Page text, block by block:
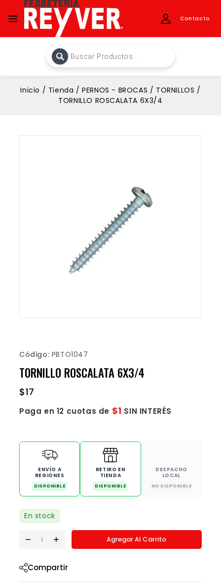
Contacto
Inicio / Tienda / PERNOS - BROCAS / TORNILLOS /
TORNILLO ROSCALATA 6X3/4
Código: PBTO1047
TORNILLO ROSCALATA 6X3/4
$17
Paga en 12 cuotas de $1 SIN INTERÉS
ENVÍO A
REGIONES
DISPONIBLE
RETIRO EN
TIENDA
DISPONIBLE
DESPACHO
LOCAL
NO DISPONIBLE
En stock
Agregar Al Carrito
Compartir